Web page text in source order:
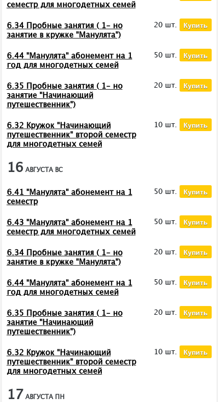
семестр для многодетных семей
6.34 Пробные занятия ( 1- но
занятие в кружке "Манулята")
20 шт. Купить
6.44 "Манулята" абонемент на 1
год для многодетных семей
50 шт. Купить
6.35 Пробные занятия ( 1- но
занятие "Начинающий
путешественник")
20 шт. Купить
6.32 Кружок "Начинающий
путешественник" второй семестр
для многодетных семей
10 шт. Купить
16АВГУСТА ВС
6.41 "Манулята" абонемент на 1
семестр
50 шт. Купить
6.43 "Манулята" абонемент на 1
семестр для многодетных семей
50 шт. Купить
6.34 Пробные занятия ( 1- но
занятие в кружке "Манулята")
20 шт. Купить
6.44 "Манулята" абонемент на 1
год для многодетных семей
50 шт. Купить
6.35 Пробные занятия ( 1- но
занятие "Начинающий
путешественник")
20 шт. Купить
6.32 Кружок "Начинающий
путешественник" второй семестр
для многодетных семей
10 шт. Купить
17 АВГУСТА ПН